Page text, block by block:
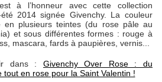
à l’honneur avec cette collection
été 2014 signée Givenchy. La couleur
en plusieurs teintes (du rose pâle au
et sous différentes formes : rouge à
mascara, fards à paupières, vernis...
dans : Givenchy Over Rose : du
tout en rose pour la Saint Valentin !